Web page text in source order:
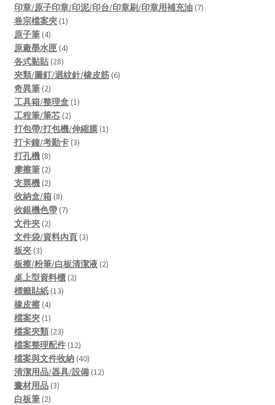
products
印章/原子印章/印泥/印台/印章刷/印章用補充油 77
卷宗檔案夾 11
原子筆 44
products
原廠墨水匣 44
各式黏貼 2828
products
夾類/圖釘/迴紋針/橡皮筋 66
奇異筆 22
products
工具箱/整理盒 11
工程筆/筆芯 22
products
打包帶/打包機/伸縮膜 11
打卡鐘/考勤卡 33
打孔機 88
products
摩擦筆 22
products
支票機 22
products
收納盒/箱 88
products
收銀機色帶 77
文件夾 22
products
文件袋/資料內頁 33
板夾 33
products
板擦/粉筆/白板清潔液 22
桌上型資料櫃 22
標籤貼紙 1313
橡皮擦 44
products
檔案夾 11
product
檔案夾類 2323
products
檔案整理配件 1212
products
檔案與文件收納 4040
products
清潔用品/器具/設備 1212
畫材用品 33
白板筆 22